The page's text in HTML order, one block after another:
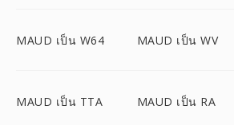
MAUD เป็น W64 MAUD เป็น WV
MAUD เป็น TTA MAUD เป็น RA